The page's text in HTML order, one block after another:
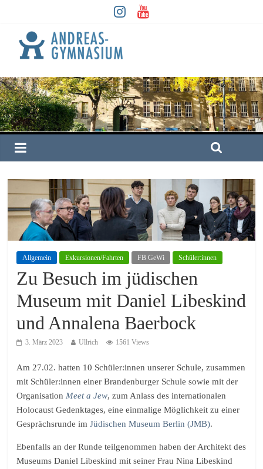
Allgemein Exkursionen/Fahrten FB GeWi Schüler:innen
Zu Besuch im jüdischen
Museum mit Daniel Libeskind
und Annalena Baerbock
3. März 2023 Ullrich 1561 Views
Am 27.02. hatten 10 Schüler:innen unserer Schule, zusammen
mit Schüler:innen einer Brandenburger Schule sowie mit der
Organisation Meet a Jew, zum Anlass des internationalen
Holocaust Gedenktages, eine einmalige Möglichkeit zu einer
Gesprächsrunde imJüdischen Museum Berlin (JMB).
Ebenfalls an der Runde teilgenommen haben der Architekt des
Museums Daniel Libeskind mit seiner Frau Nina Libeskind